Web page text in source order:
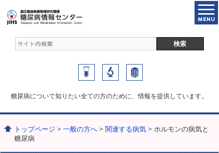
糖尿病について知りたい全ての方のために、情報を提供しています。
トップページ >一般の方へ >関連する病気 > ホルモンの病気と
糖尿病